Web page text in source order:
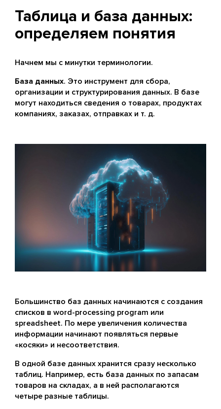
Таблица и база данных:
определяем понятия
Начнем мы с минутки терминологии.
База данных. Это инструмент для сбора,
организации и структурирования данных. В базе
могут находиться сведения о товарах, продуктах
компаниях, заказах, отправках и т. д.
Большинство баз данных начинаются с создания
списков в word-processing program или
spreadsheet. По мере увеличения количества
информации начинают появляться первые
«косяки» и несоответствия.
В одной базе данных хранится сразу несколько
таблиц. Например, есть база данных по запасам
товаров на складах, а в ней располагаются
четыре разные таблицы.